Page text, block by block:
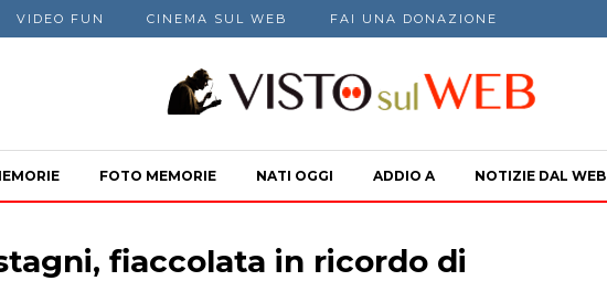
VIDEO FUN CINEMA SUL WEB FAI UNA DONAZIONE
FOTO MEMORIE NATI OGGI ADDIO A NOTIZIE DAL WEB
fiaccolata in ricordo di